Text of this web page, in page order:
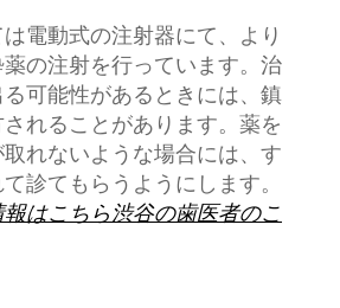
電動式の注射器にて、より
の注射を行っています。治
可能性があるときには、鎮
れることがあります。薬を
れないような場合には、す
診てもらうようにします。
はこちら渋谷の歯医者のこ